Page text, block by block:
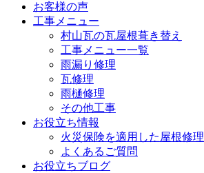
お客様の声
工事メニュー
村山瓦の瓦屋根葺き替え
工事メニュー一覧
雨漏り修理
瓦修理
雨樋修理
その他工事
お役立ち情報
火災保険を適用した屋根修理
よくあるご質問
お役立ちブログ